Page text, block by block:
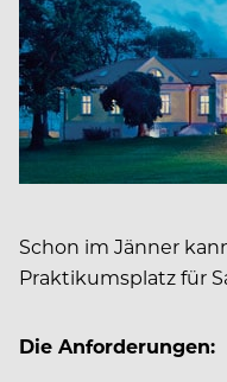
Schon im Jänner
Praktikumsplatz für
Die Anforderungen: